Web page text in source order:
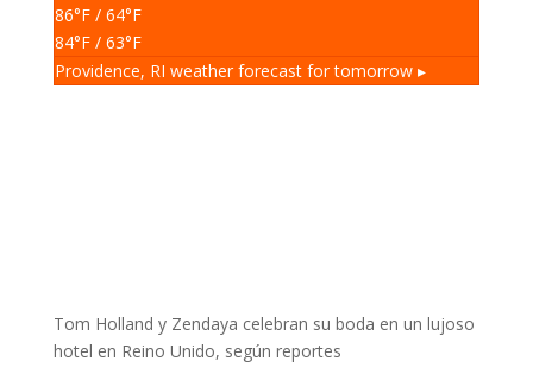
86°F/ 64°F
84°F/ 63°F
Providence, RI weather forecast for tomorrow ▸
Tom Holland y Zendaya celebran su boda en un lujoso
hotel en Reino Unido, según reportes